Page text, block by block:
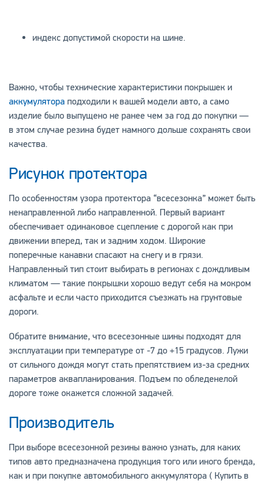
индекс допустимой скорости на шине.
Важно, чтобы технические характеристики покрышек и
аккумулятораподходили к вашей модели авто, а само
изделие было выпущено не ранее чем за год до покупки —
в этом случае резина будет намного дольше сохранять свои
качества.
Рисунок протектора
По особенностям узора протектора “всесезонка” может быть
ненаправленной либо направленной. Первый вариант
обеспечивает одинаковое сцепление с дорогой как при
движении вперед, так и задним ходом. Широкие
поперечные канавки спасают на снегу и в грязи.
Направленный тип стоит выбирать в регионах с дождливым
климатом — такие покрышки хорошо ведут себя на мокром
асфальте и если часто приходится съезжать на грунтовые
дороги.
Обратите внимание, что всесезонные шины подходят для
эксплуатации при температуре от -7 до +15 градусов. Лужи
от сильного дождя могут стать препятствием из-за средних
параметров аквапланирования. Подъем по обледенелой
дороге тоже окажется сложной задачей.
Производитель
При выборе всесезонной резины важно узнать, для каких
типов авто предназначена продукция того или иного бренда,
как и при покупке автомобильного аккумулятора ( Купить в